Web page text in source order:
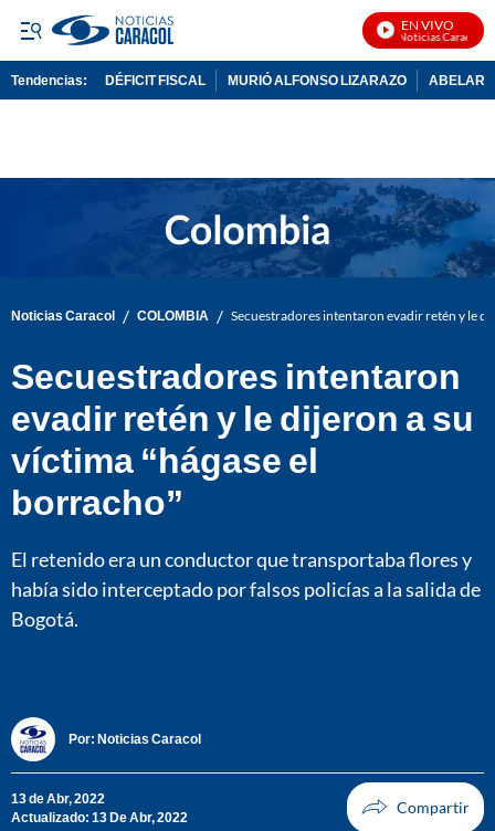
EN VIVO
Noticias Caracol En
Tendencias: DÉFICIT FISCAL MURIÓ ALFONSO LIZARAZO
Noticias Caracol / COLOMBIA / Secuestradores intentaron evadir retén y le
Secuestradores intentaron
evadir retén y le dijeron a su
víctima “hágase el
borracho”
El retenido era un conductor que transportaba flores y
había sido interceptado por falsos policías a la salida de
Bogotá.
Por: Noticias Caracol
13 de Abr, 2022
Actualizado: 13 De Abr, 2022